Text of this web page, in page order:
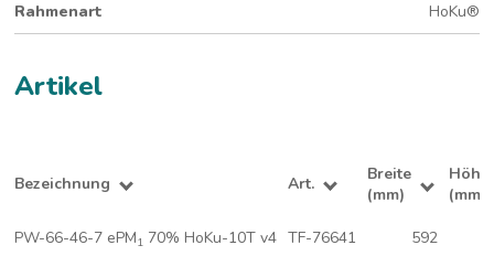
Rahmenart HoKu®
Artikel
Bezeichnung Art.
Breite
(mm)
Höhe
(mm)
PW-66-46-7 ePM1 70% HoKu-10T v4 TF-76641 592